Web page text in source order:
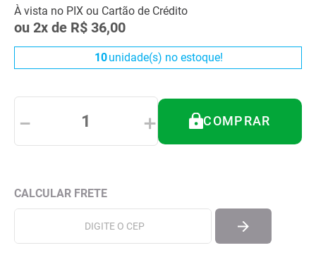
À vista no PIX ou Cartão de Crédito
ou 2x de R$ 36,00
10unidade(s) no estoque!
＋
－ COMPRAR
5º
bota imobilizadora
6º
cadeira rodas agile
meia antitrombo
cadeira higienica